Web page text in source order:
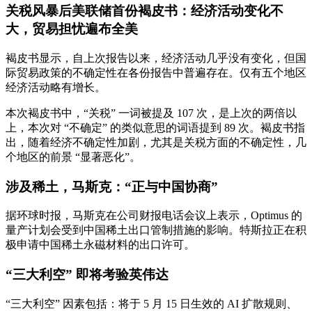
关税风暴后美联储首份褐皮书：经济活动变化不
大，贸易担忧遍布全美
褐皮书显示，自上次报告以来，经济活动几乎没有变化，但国
际贸易政策的不确定性在各份报告中普遍存在。仅有五个地区
经济活动略有增长。
本次褐皮书中，“关税” 一词被提及 107 次，是上次的两倍以
上，本次对 “不确定” 的类似意思的词语提到 89 次。褐皮书指
出，随着经济不确定性加剧，尤其是关税方面的不确定性，几
个地区的前景 “显著恶化”。
涉及稀土，马斯克：“正与中国协商”
据环球时报，马斯克在公司 财报电话会议 上表示，Optimus 的
量产计划会受到中国稀土出口管制措施的影响。特斯拉正在积
极申请中国稀土永磁材料的出口许可。
“三大利空” 即将考验英伟达
“三大利空” 因素包括：将于 5 月 15 日生效的 AI 扩散规则、